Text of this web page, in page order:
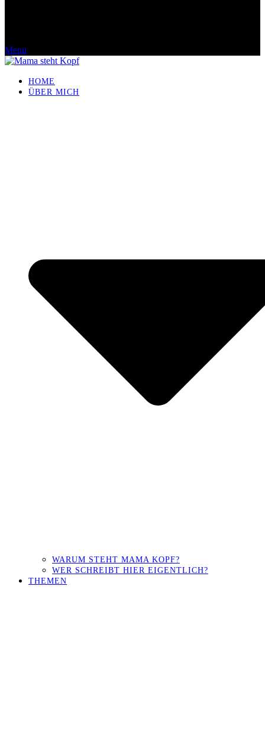
Menü
HOME
ÜBER MICH
WARUM STEHT MAMA KOPF?
WER SCHREIBT HIER EIGENTLICH?
THEMEN